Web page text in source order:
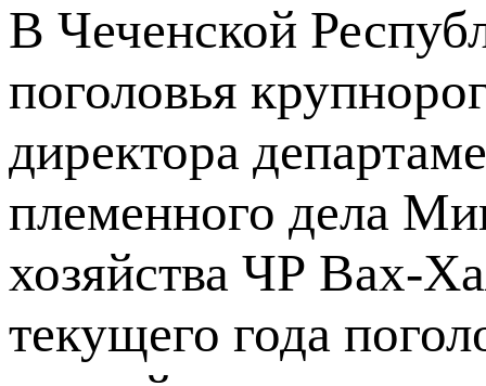
В Чеченской
поголовья
директора
племенного дела
хозяйства ЧР Вах-
текущего года